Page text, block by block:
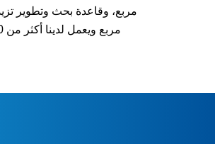
مربع ويعمل لدينا أكثر من 200 موظف.